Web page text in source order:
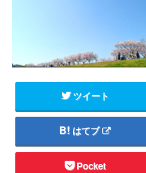
ツイート
はてブ
Pocket